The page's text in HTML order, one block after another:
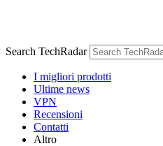
Search TechRadar
I migliori prodotti
Ultime news
VPN
Recensioni
Contatti
Altro